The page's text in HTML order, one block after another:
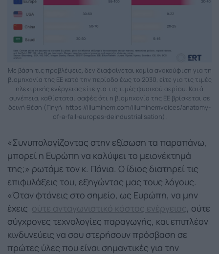
Με βάση τις προβλέψεις, δεν διαφαίνεται καμία ανακούφιση για τη
βιομηχανία της ΕΕ κατά την περίοδο έως το 2030, είτε για τις τιμές
ηλεκτρικής ενέργειας είτε για τις τιμές φυσικού αερίου. Κατά
συνέπεια, καθίσταται σαφές ότι η βιομηχανία της ΕΕ βρίσκεται σε
δεινή θέση (Πηγή: https://illuminem.com/illuminemvoices/anatomy-
of-a-fall-europes-deindustrialisation).
«Συνυπολογίζοντας στην εξίσωση τα παραπάνω,
μπορεί η Ευρώπη να καλύψει το μειονέκτημά
της;» ρωτάμε τον κ. Πάνια. Ο ίδιος διατηρεί τις
επιφυλάξεις του, εξηγώντας μας τους λόγους.
«Όταν φτάνεις στο σημείο, ως Ευρώπη, να μην
έχεις ούτε ανταγωνιστικό κόστος ενέργειας, ούτε
σύγχρονες τεχνολογίες παραγωγής, και επιπλέον
κινδυνεύεις να σου στερήσουν πρόσβαση σε
πρώτες ύλες που είναι σημαντικές για την